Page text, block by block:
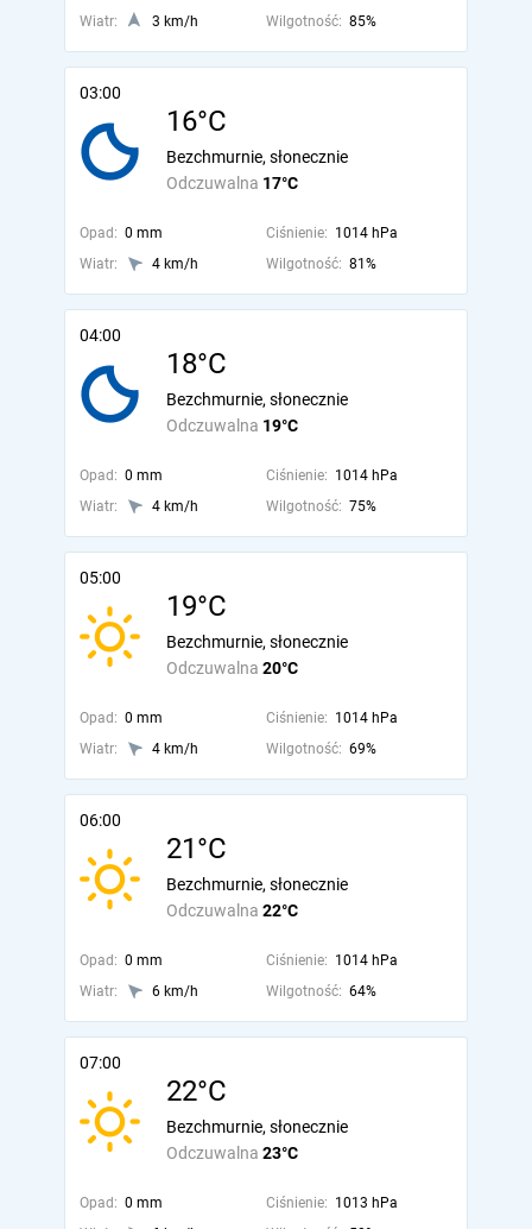
Wiatr:
3 km/h Wilgotność: 85%
03:00
16°C
Odczuwalna 17°C
Bezchmurnie, słonecznie
Opad: 0 mm Ciśnienie: 1014 hPa
Wiatr:
4 km/h Wilgotność: 81%
04:00
18°C
Odczuwalna 19°C
Bezchmurnie, słonecznie
Opad: 0 mm Ciśnienie: 1014 hPa
Wiatr:
4 km/h Wilgotność: 75%
05:00
19°C
Odczuwalna 20°C
Bezchmurnie, słonecznie
Opad: 0 mm Ciśnienie: 1014 hPa
Wiatr:
4 km/h Wilgotność: 69%
06:00
21°C
Odczuwalna 22°C
Bezchmurnie, słonecznie
Opad: 0 mm Ciśnienie: 1014 hPa
Wiatr:
6 km/h Wilgotność: 64%
07:00
22°C
Odczuwalna 23°C
Bezchmurnie, słonecznie
Opad: 0 mm Ciśnienie: 1013 hPa